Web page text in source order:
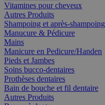
Vitamines pour cheveux
Autres Produits
Shampoing et après-shampoing
Manucure & Pédicure
Mains
Manicure en Pedicure/Handen
Pieds et Jambes
Soins bucco-dentaires
Prothèses dentaires
Bain de bouche et fil dentaire
Autres Produits